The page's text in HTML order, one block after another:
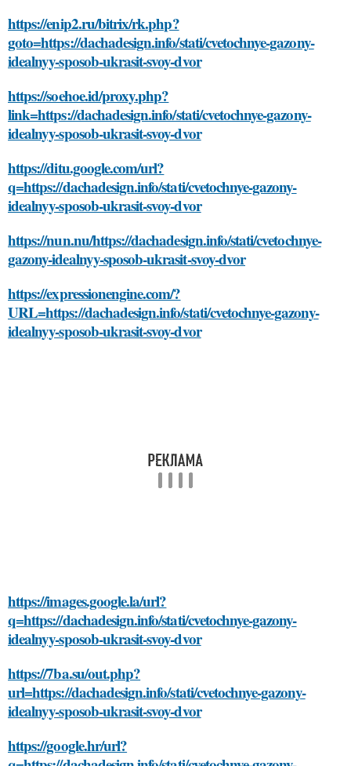
https://enip2.ru/bitrix/rk.php?
goto=https://dachadesign.info/stati/cvetochnye-gazony-
idealnyy-sposob-ukrasit-svoy-dvor
https://soehoe.id/proxy.php?
link=https://dachadesign.info/stati/cvetochnye-gazony-
idealnyy-sposob-ukrasit-svoy-dvor
https://ditu.google.com/url?
q=https://dachadesign.info/stati/cvetochnye-gazony-
idealnyy-sposob-ukrasit-svoy-dvor
https://nun.nu/https://dachadesign.info/stati/cvetochnye-
gazony-idealnyy-sposob-ukrasit-svoy-dvor
https://expressionengine.com/?
URL=https://dachadesign.info/stati/cvetochnye-gazony-
idealnyy-sposob-ukrasit-svoy-dvor
https://images.google.la/url?
q=https://dachadesign.info/stati/cvetochnye-gazony-
idealnyy-sposob-ukrasit-svoy-dvor
https://7ba.su/out.php?
url=https://dachadesign.info/stati/cvetochnye-gazony-
idealnyy-sposob-ukrasit-svoy-dvor
https://google.hr/url?